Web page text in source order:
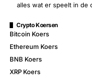
alles wat er speelt in de
Crypto Koersen
Bitcoin Koers
Ethereum Koers
BNB Koers
XRP Koers